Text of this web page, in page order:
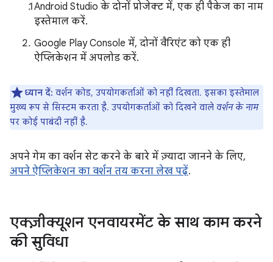
Android Studio के दोनों प्रोजेक्ट में, एक ही पैकेज का नाम
इस्तेमाल करें.
Google Play Console में, दोनों वैरिएंट को एक ही
ऐप्लिकेशन में अपलोड करें.
ध्यान दें: वर्शन कोड, उपयोगकर्ताओं को नहीं दिखता. इसका इस्तेमाल
मुख्य रूप से सिस्टम करता है. उपयोगकर्ताओं को दिखने वाले वर्शन के नाम
पर कोई पाबंदी नहीं है.
अपने गेम का वर्शन सेट करने के बारे में ज़्यादा जानने के लिए,
अपने ऐप्लिकेशन का वर्शन तय करना लेख पढ़ें.
एक्ज़ीक्यूशन एनवायरमेंट के साथ काम करने
की सुविधा